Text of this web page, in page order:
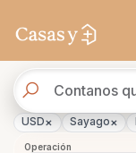
de
propiedades
USD× Sayago×
Operación